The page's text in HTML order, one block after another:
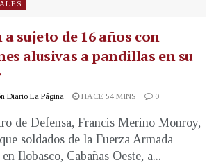
a sujeto de 16 años con
alusivas a pandillas en su
Diario La Página HACE 54 MINS 0
de Defensa, Francis Merino Monroy,
soldados de la Fuerza Armada
Ilobasco, Cabañas Oeste, a...